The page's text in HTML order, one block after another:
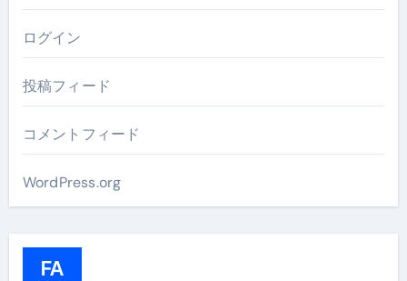
ログイン
投稿フィード
コメントフィード
WordPress.org
FA